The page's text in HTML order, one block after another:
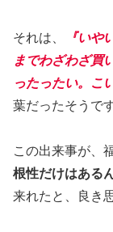
それは、
『いや
までわざわざ買
ったったい。こ
葉だったそうです
この出来事が、
根性だけはある
来れたと、良き